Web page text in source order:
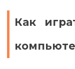
Как